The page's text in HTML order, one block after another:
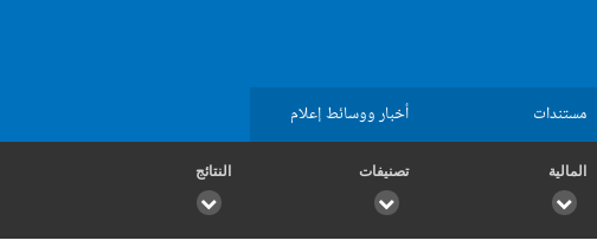
مستندات أخبار ووسائط إعلام
المالية تصنيفات النتائج